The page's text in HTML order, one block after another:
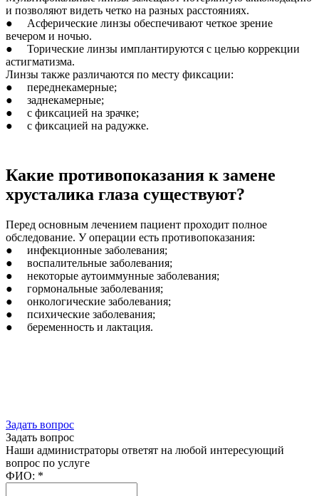
и позволяют видеть четко на разных расстояниях.
● Асферические линзы обеспечивают четкое зрение
вечером и ночью.
● Торические линзы имплантируются с целью коррекции
астигматизма.
Линзы также различаются по месту фиксации:
● переднекамерные;
● заднекамерные;
● с фиксацией на зрачке;
● с фиксацией на радужке.
Какие противопоказания к замене
хрусталика глаза существуют?
Перед основным лечением пациент проходит полное
обследование. У операции есть противопоказания:
● инфекционные заболевания;
● воспалительные заболевания;
● некоторые аутоиммунные заболевания;
● гормональные заболевания;
● онкологические заболевания;
● психические заболевания;
● беременность и лактация.
Задать вопрос
Задать вопрос
Наши администраторы ответят на любой интересующий
вопрос по услуге
ФИО: *